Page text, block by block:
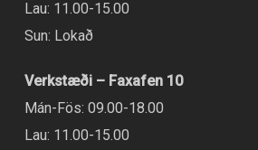
Lau: 11.00-15.00
Sun: Lokað
Verkstæði – Faxafen 10
Mán-Fös: 09.00-18.00
Lau: 11.00-15.00